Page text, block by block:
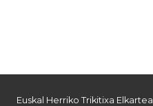
Euskal Herriko Trikitixa Elkartea